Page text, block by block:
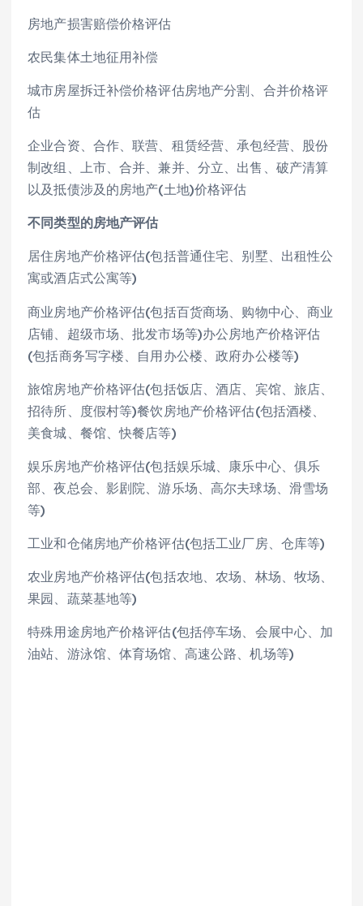
房地产损害赔偿价格评估
农民集体土地征用补偿
城市房屋拆迁补偿价格评估房地产分割、合并价格评
估
企业合资、合作、联营、租赁经营、承包经营、股份
制改组、上市、合并、兼并、分立、出售、破产清算
以及抵债涉及的房地产(土地)价格评估
不同类型的房地产评估
居住房地产价格评估(包括普通住宅、别墅、出租性公
寓或酒店式公寓等)
商业房地产价格评估(包括百货商场、购物中心、商业
店铺、超级市场、批发市场等)办公房地产价格评估
(包括商务写字楼、自用办公楼、政府办公楼等)
旅馆房地产价格评估(包括饭店、酒店、宾馆、旅店、
招待所、度假村等)餐饮房地产价格评估(包括酒楼、
美食城、餐馆、快餐店等)
娱乐房地产价格评估(包括娱乐城、康乐中心、俱乐
部、夜总会、影剧院、游乐场、高尔夫球场、滑雪场
等)
工业和仓储房地产价格评估(包括工业厂房、仓库等)
农业房地产价格评估(包括农地、农场、林场、牧场、
果园、蔬菜基地等)
特殊用途房地产价格评估(包括停车场、会展中心、加
油站、游泳馆、体育场馆、高速公路、机场等)